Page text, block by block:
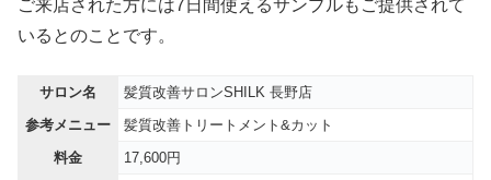
ご来店された方には7日間使えるサンプルもご提供されて
いるとのことです。
サロン名
髪質改善サロンSHILK 長野店
参考メニュー
髪質改善トリートメント&カット
料金
17,600円